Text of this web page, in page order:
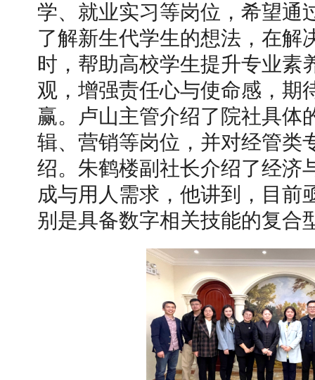
学、就业实习等岗位，希望通
了解新生代学生的想法，在解
时，帮助高校学生提升专业素
观，增强责任心与使命感，期
赢。卢山主管介绍了院社具体
辑、营销等岗位，并对经管类
绍。朱鹤楼副社长介绍了经济
成与用人需求，他讲到，目前
别是具备数字相关技能的复合